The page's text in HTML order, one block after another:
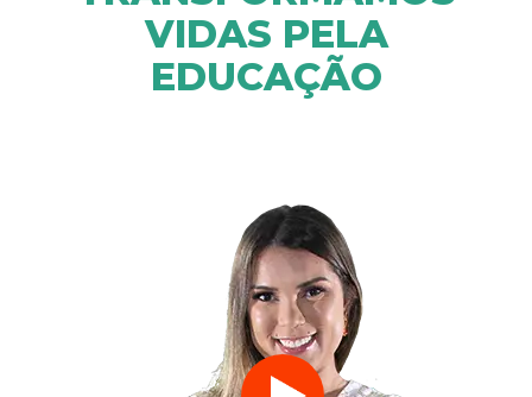
CONFIRA OS CURSOS
VIDAS PELA
EDUCAÇÃO